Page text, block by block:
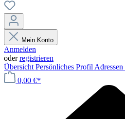
Mein Konto
Anmelden
oderregistrieren
Übersicht Persönliches Profil Adressen
0,00 €*